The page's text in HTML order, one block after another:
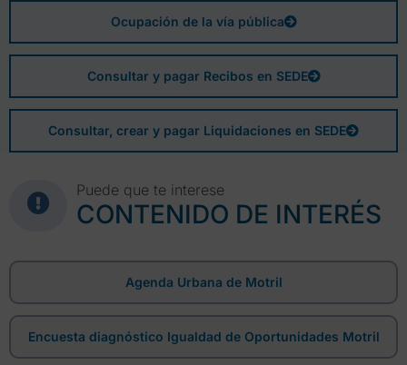
Ocupación de la vía pública
Consultar y pagar Recibos en SEDE
Consultar, crear y pagar Liquidaciones en SEDE
Puede que te interese
CONTENIDO DE INTERÉS
Agenda Urbana de Motril
Encuesta diagnóstico Igualdad de Oportunidades Motril